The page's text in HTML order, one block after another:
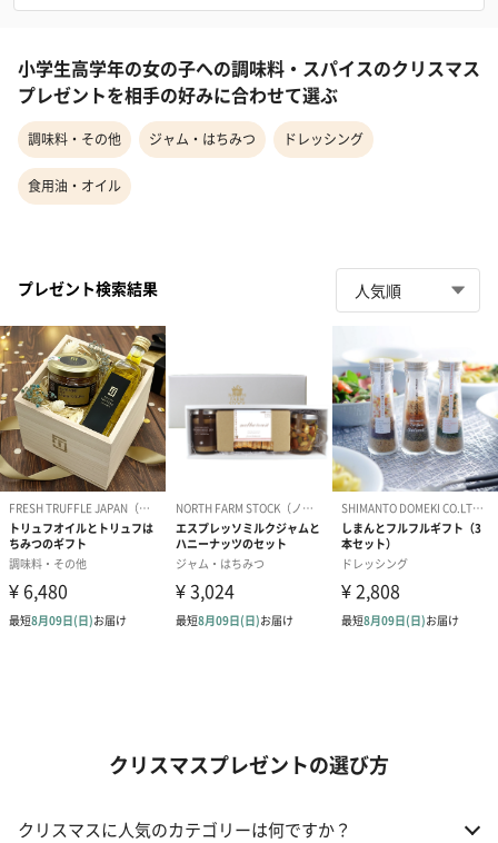
小学生高学年の女の子への調味料・スパイスのクリスマス
プレゼントを相手の好みに合わせて選ぶ
調味料・その他 ジャム・はちみつ ドレッシング
食用油・オイル
プレゼント検索結果
クリスマスプレゼントの選び方
クリスマスに人気のカテゴリーは何ですか？